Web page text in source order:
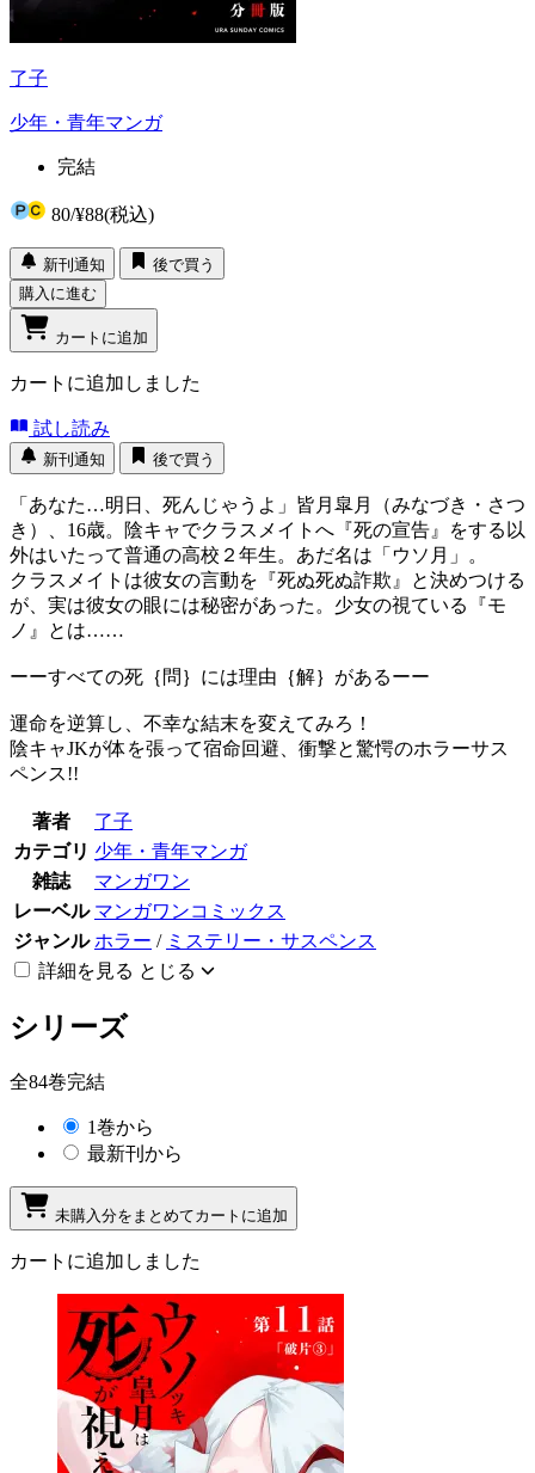
了子
少年・青年マンガ
完結
80/¥88(税込)
新刊通知
後で買う
購入に進む
カートに追加
カートに追加しました
試し読み
新刊通知 後で買う
「あなた…明日、死んじゃうよ」皆月皐月（みなづき・さつ
き）、16歳。陰キャでクラスメイトへ『死の宣告』をする以
外はいたって普通の高校２年生。あだ名は「ウソ月」。
クラスメイトは彼女の言動を『死ぬ死ぬ詐欺』と決めつける
が、実は彼女の眼には秘密があった。少女の視ている『モ
ノ』とは……
ーーすべての死｛問｝には理由｛解｝があるーー
運命を逆算し、不幸な結末を変えてみろ！
陰キャJKが体を張って宿命回避、衝撃と驚愕のホラーサス
ペンス!!
著者
了子
カテゴリ 少年・青年マンガ
雑誌
マンガワン
レーベル マンガワンコミックス
ジャンル ホラー / ミステリー・サスペンス
詳細を見る とじる
シリーズ
全84巻完結
1巻から
最新刊から
未購入分をまとめてカートに追加
カートに追加しました